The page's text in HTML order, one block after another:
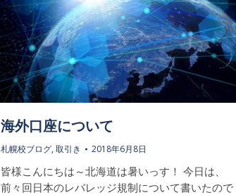
海外口座について
札幌校ブログ, 取引き 2018年6月8日
皆様こんにちは～北海道は暑いっす！ 今日は、
前々回日本のレバレッジ規制について書いたので